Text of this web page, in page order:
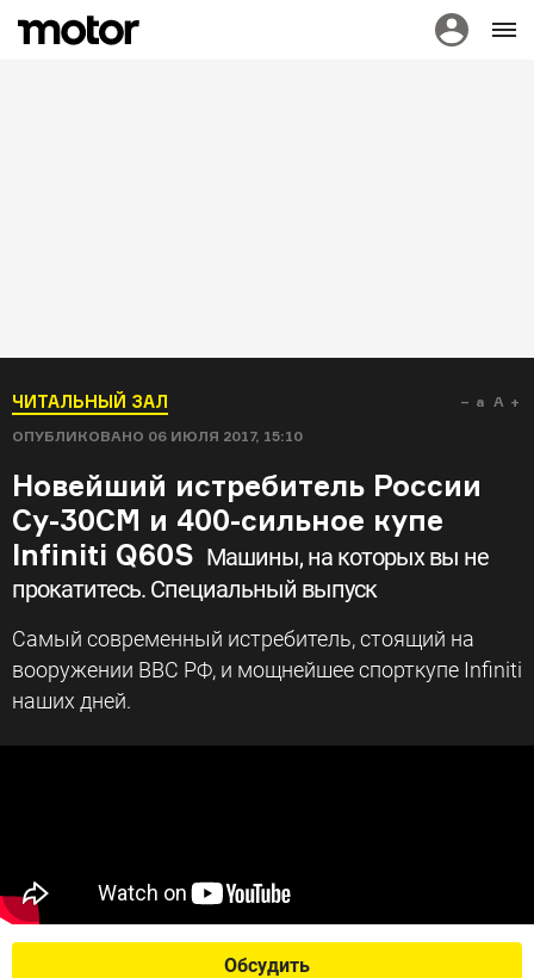
ЧИТАЛЬНЫЙ ЗАЛ
ОПУБЛИКОВАНО 06 ИЮЛЯ 2017, 15:10
a A
Новейший истребитель России
Су-30СМ и 400-сильное купе
Infiniti Q60S Машины, на которых вы не
прокатитесь. Специальный выпуск
Самый современный истребитель, стоящий на
вооружении ВВС РФ, и мощнейшее спорткупе Infiniti
наших дней.
Обсудить